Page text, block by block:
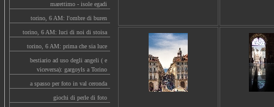
marettimo - isole egadi
torino, 6 AM: l'ombre di buren
torino, 6 AM: luci di noi di stoisa
torino, 6 AM: prima che sia luce
bestiario ad uso degli angeli ( e
viceversa): gargoyls a Torino
a spasso per foto in val ceronda
giochi di perle di foto